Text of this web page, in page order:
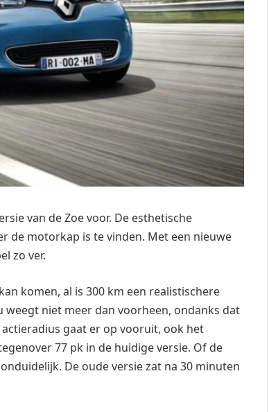
van de Zoe voor. De esthetische
de motorkap is te vinden. Met een nieuwe
zo ver.
komen, al is 300 km een realistischere
weegt niet meer dan voorheen, ondanks dat
actieradius gaat er op vooruit, ook het
77 pk in de huidige versie. Of de
De oude versie zat na 30 minuten